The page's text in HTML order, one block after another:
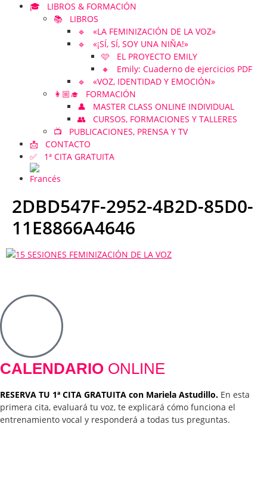
🎓 LIBROS & FORMACIÓN
📚 LIBROS
🔹 «LA FEMINIZACIÓN DE LA VOZ»
🔹 «¡SÍ, SÍ, SOY UNA NIÑA!»
🩷 EL PROYECTO EMILY
🔸 Emily: Cuaderno de ejercicios PDF
🔹 «VOZ, IDENTIDAD Y EMOCIÓN»
👩🏼‍🎓 FORMACIÓN
👤 MASTER CLASS ONLINE INDIVIDUAL
👥 CURSOS, FORMACIONES Y TALLERES
📺 PUBLICACIONES, PRENSA Y TV
📩 CONTACTO
✅ 1ª CITA GRATUITA
2DBD547F-2952-4B2D-85D0-
11E8866A4646
CALENDARIO ONLINE
RESERVA TU 1ª CITA GRATUITA con Mariela Astudillo. En esta
primera cita, evaluará tu voz, te explicará cómo funciona el
entrenamiento vocal y responderá a todas tus preguntas.